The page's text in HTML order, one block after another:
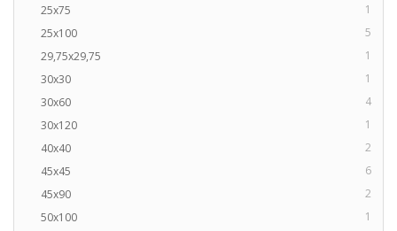
25x75
1
25x100
5
29,75x29,75
1
30x30
1
30x60
4
30x120
1
40x40
2
45x45
6
45x90
2
50x100
1